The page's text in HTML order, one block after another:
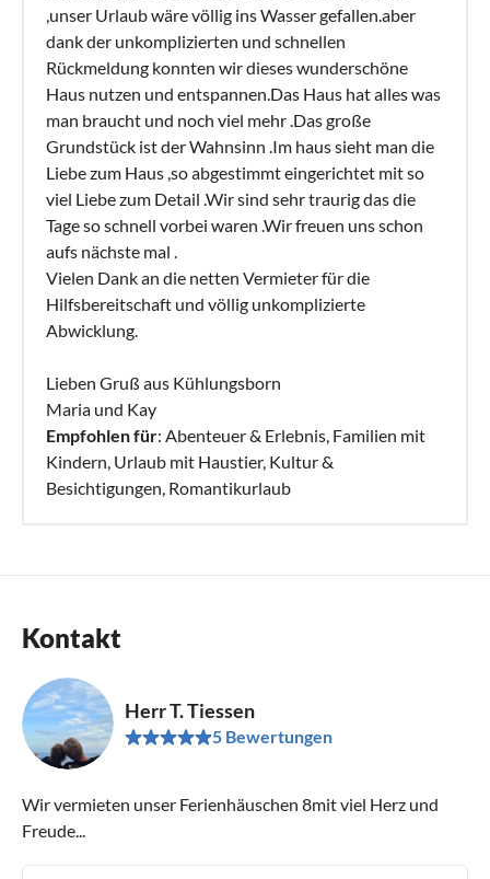
,unser Urlaub wäre völlig ins Wasser gefallen.aber
dank der unkomplizierten und schnellen
Rückmeldung konnten wir dieses wunderschöne
Haus nutzen und entspannen.Das Haus hat alles was
man braucht und noch viel mehr .Das große
Grundstück ist der Wahnsinn .Im haus sieht man die
Liebe zum Haus ,so abgestimmt eingerichtet mit so
viel Liebe zum Detail .Wir sind sehr traurig das die
Tage so schnell vorbei waren .Wir freuen uns schon
aufs nächste mal .
Vielen Dank an die netten Vermieter für die
Hilfsbereitschaft und völlig unkomplizierte
Abwicklung.
Lieben Gruß aus Kühlungsborn
Maria und Kay
Empfohlen für: Abenteuer & Erlebnis, Familien mit
Kindern, Urlaub mit Haustier, Kultur &
Besichtigungen, Romantikurlaub
Kontakt
Herr T. Tiessen
5 Bewertungen
Wir vermieten unser Ferienhäuschen 8mit viel Herz und
Freude...